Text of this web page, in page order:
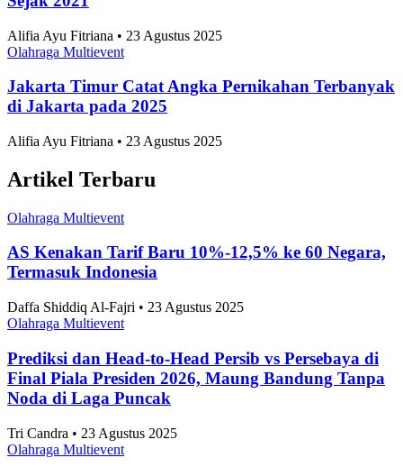
Alifia Ayu Fitriana • 23 Agustus 2025
Olahraga Multievent
Jakarta Timur Catat Angka Pernikahan Terbanyak
di Jakarta pada 2025
Alifia Ayu Fitriana • 23 Agustus 2025
Artikel Terbaru
Olahraga Multievent
AS Kenakan Tarif Baru 10%-12,5% ke 60 Negara,
Termasuk Indonesia
Daffa Shiddiq Al-Fajri • 23 Agustus 2025
Olahraga Multievent
Prediksi dan Head-to-Head Persib vs Persebaya di
Final Piala Presiden 2026, Maung Bandung Tanpa
Noda di Laga Puncak
Tri Candra • 23 Agustus 2025
Olahraga Multievent